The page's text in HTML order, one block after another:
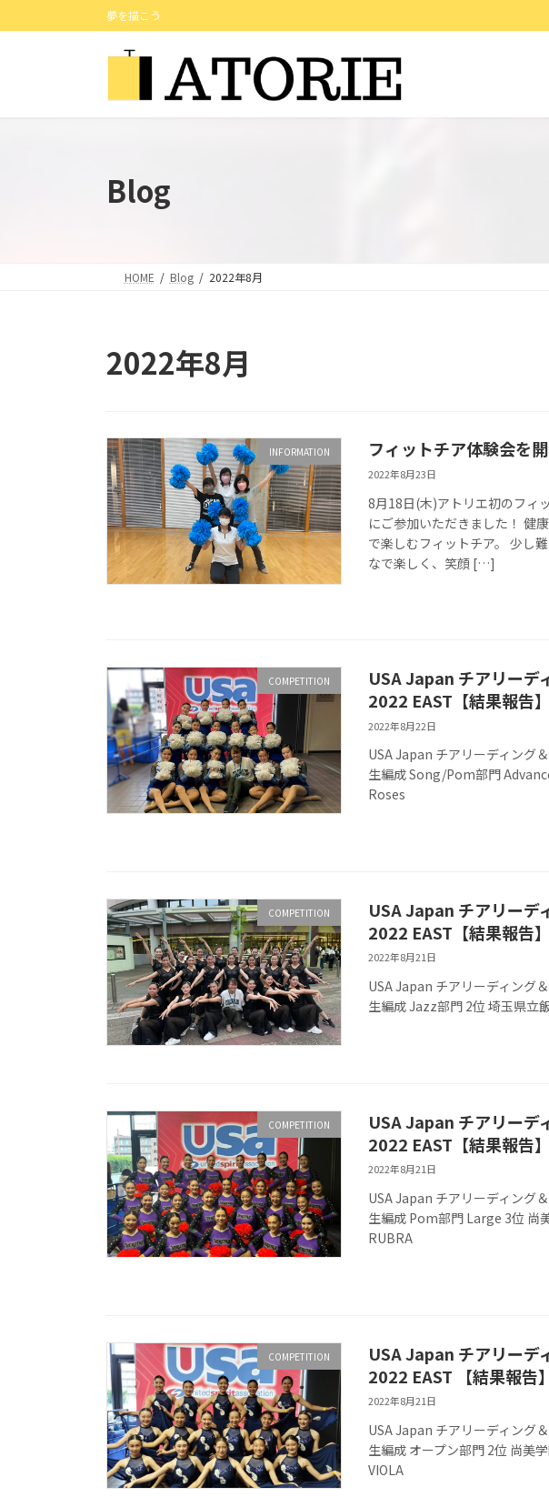
ン
ビ
夢を描こう
Blog
HOME Blog 2022年8月
2022年8月
INFORMATION フィットチア体験会を
2022年8月23日
8月18日(木)アトリエ初のフィ
にご参加いただきました！ 健
で楽しむフィットチア。 少し
なで楽しく、笑顔 […]
COMPETITION
USA Japan チアリーデ
2022 EAST【結果報告
2022年8月22日
USA Japan チアリーディング
生編成 Song/Pom部門
Roses
COMPETITION
USA Japan チアリーデ
2022 EAST【結果報告
2022年8月21日
USA Japan チアリーディング
生編成 Jazz部門 2位 埼玉県立
COMPETITION
USA Japan チアリーデ
2022 EAST【結果報告
2022年8月21日
USA Japan チアリーディング
生編成 Pom部門 Large 3位 尚
RUBRA
COMPETITION
USA Japan チアリーデ
2022 EAST 【結果報告
2022年8月21日
USA Japan チアリーディング
生編成 オープン部門 2位 尚美
VIOLA